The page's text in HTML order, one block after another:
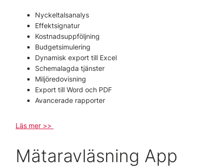
Nyckeltalsanalys
Effektsignatur
Kostnadsuppföljning
Budgetsimulering
Dynamisk export till Excel
Schemalagda tjänster
Miljöredovisning
Export till Word och PDF
Avancerade rapporter
Läs mer >>
Mätaravläsning App